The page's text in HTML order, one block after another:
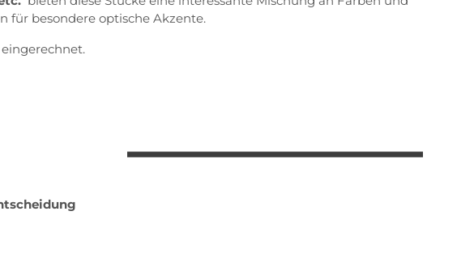
für besondere optische Akzente.